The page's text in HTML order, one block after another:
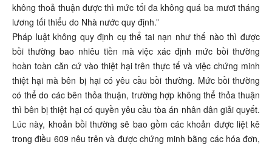
không thoả thuận được thì mức tối đa không quá ba mươi tháng
lương tối thiểu do Nhà nước quy định.”
Pháp luật không quy định cụ thể tai nạn như thế nào thì được
bồi thường bao nhiêu tiền mà việc xác định mức bồi thường
hoàn toàn căn cứ vào thiệt hại trên thực tế và việc chứng minh
thiệt hại mà bên bị hại có yêu cầu bồi thường. Mức bồi thường
có thể do các bên thỏa thuận, trường hợp không thể thỏa thuận
thì bên bị thiệt hại có quyền yêu cầu tòa án nhân dân giải quyết.
Lúc này, khoản bồi thường sẽ bao gồm các khoản được liệt kê
trong điều 609 nêu trên và được chứng minh bằng các hóa đơn,